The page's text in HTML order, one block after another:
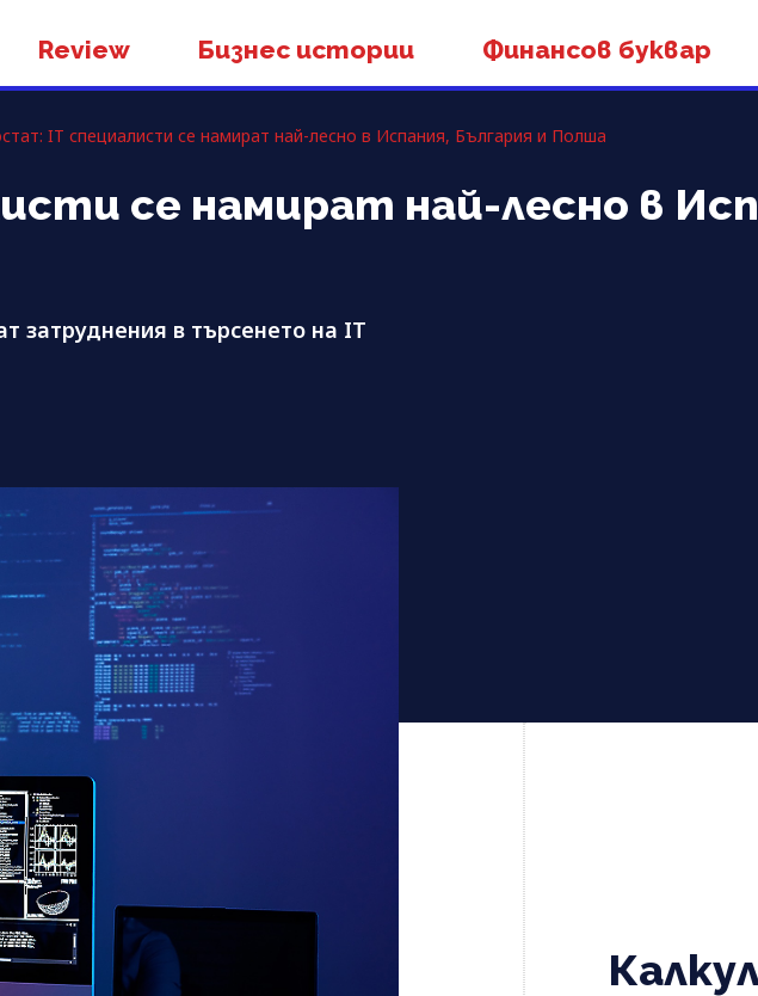
Review Бизнес истории Финансов буквар
IT специалисти се намират най-лесно в Испания, България и Полша
се намират най-лесно в
затруднения в търсенето на IT